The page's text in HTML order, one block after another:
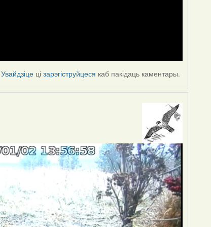
Увайдзіце цізарэгіструйцеся каб пакідаць каментары.